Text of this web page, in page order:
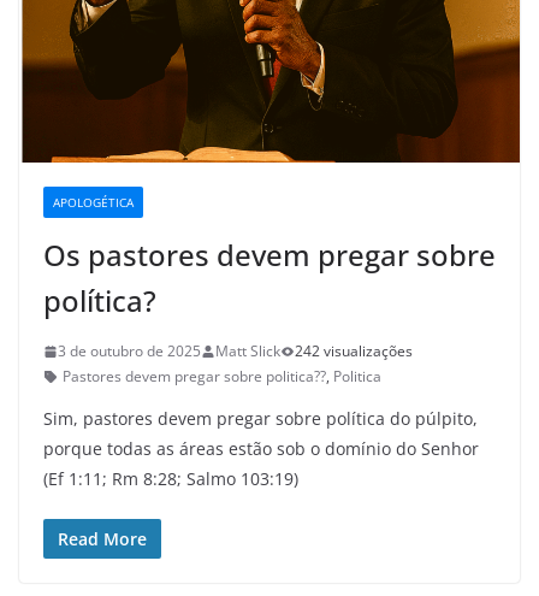
APOLOGÉTICA
Os pastores devem pregar sobre
política?
3 de outubro de 2025 Matt Slick
242 visualizações
Pastores devem pregar sobre politica??, Politica
Sim, pastores devem pregar sobre política do púlpito,
porque todas as áreas estão sob o domínio do Senhor
(Ef 1:11; Rm 8:28; Salmo 103:19)
Read More